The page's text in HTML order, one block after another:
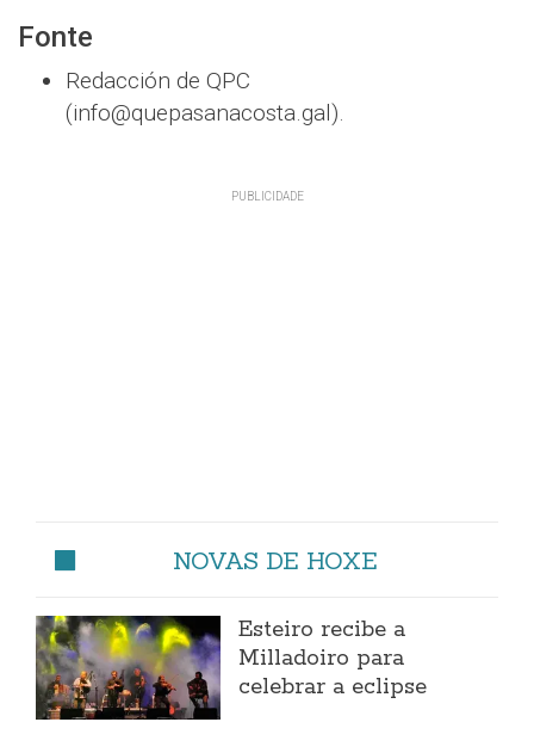
Fonte
Redacción de QPC
(info@quepasanacosta.gal).
NOVAS DE HOXE
Esteiro recibe a
Milladoiro para
celebrar a eclipse